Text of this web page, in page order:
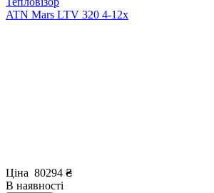
ATN Mars LTV 320 4-12x
Ціна 80294 ₴
В наявності